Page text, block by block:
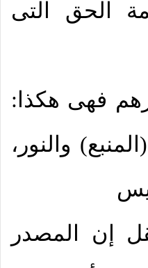
الحق التى
فهى هكذا:
والنور،
إن المصدر